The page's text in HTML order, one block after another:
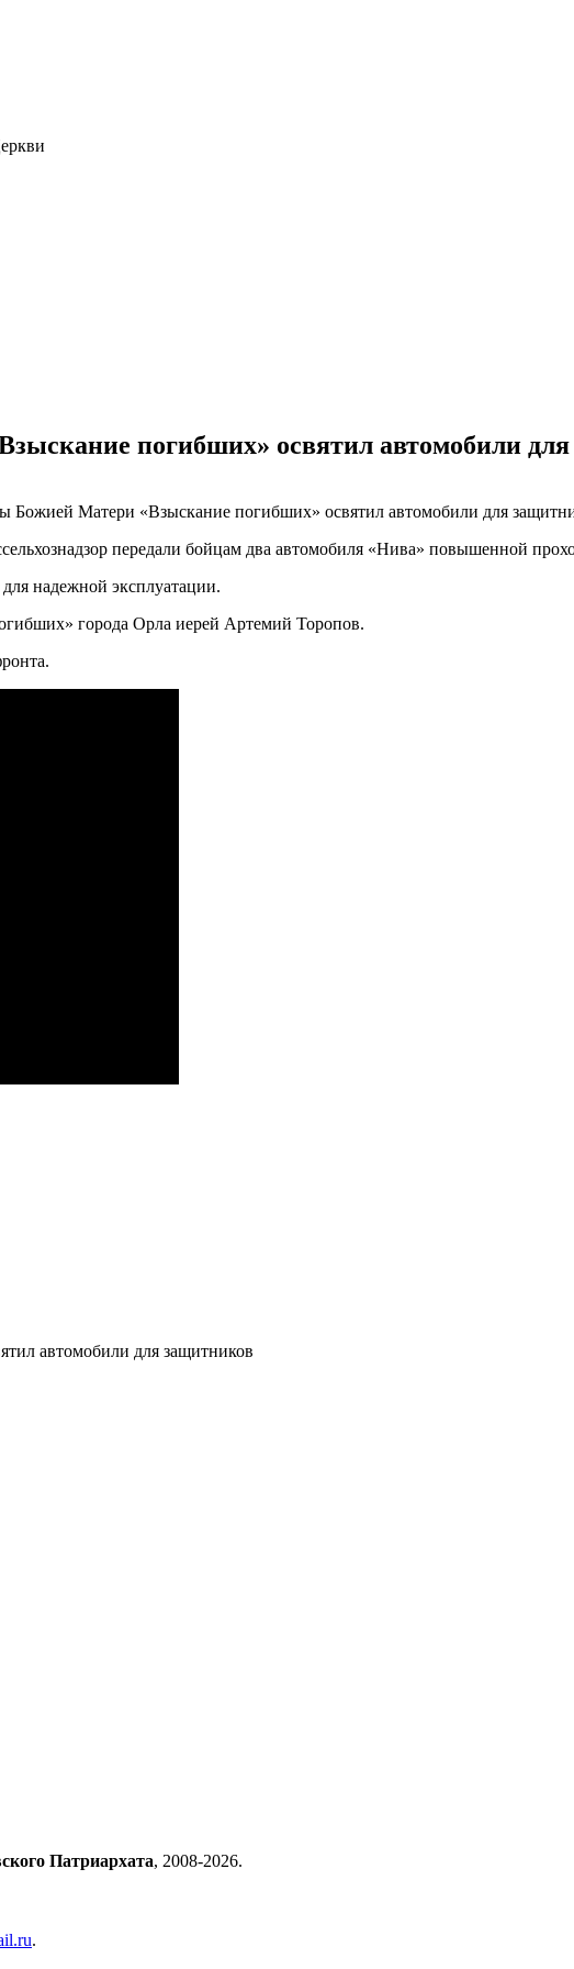
погибших» освятил автомобили
передали бойцам два автомобиля «Нива» повышенной
надежной эксплуатации.
города Орла иерей Артемий Торопов.
автомобили для защитников
Патриархата, 2008-2026.
.